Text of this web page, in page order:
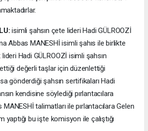
isimli şahsın çete lideri Hadi GÜLROOZİ
Abbas MANESHİ isimli şahıs ile birlikte
Hadi GÜLROOZİ isimli şahsın
değerli taşlar için düzenlettiği
gönderdiği şahsın sertifikaları Hadi
kendisine söylediği pırlantacılara
MANESHİ talimatları ile pırlantacılara Gelen
yaptığı bu işte komisyon ile çalıştığı